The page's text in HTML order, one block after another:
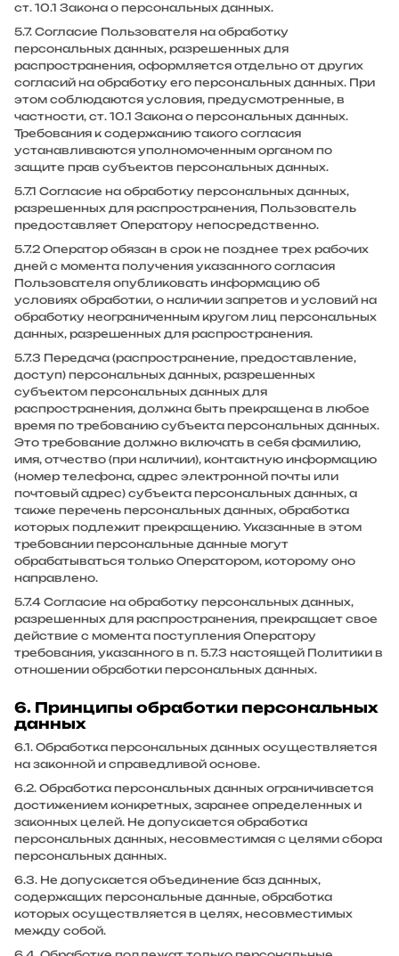
ст. 10.1 Закона о персональных данных.
5.7. Согласие Пользователя на обработку
персональных данных, разрешенных для
распространения, оформляется отдельно от других
согласий на обработку его персональных данных. При
этом соблюдаются условия, предусмотренные, в
частности, ст. 10.1 Закона о персональных данных.
Требования к содержанию такого согласия
устанавливаются уполномоченным органом по
защите прав субъектов персональных данных.
5.7.1 Согласие на обработку персональных данных,
разрешенных для распространения, Пользователь
предоставляет Оператору непосредственно.
5.7.2 Оператор обязан в срок не позднее трех рабочих
дней с момента получения указанного согласия
Пользователя опубликовать информацию об
условиях обработки, о наличии запретов и условий на
обработку неограниченным кругом лиц персональных
данных, разрешенных для распространения.
5.7.3 Передача (распространение, предоставление,
доступ) персональных данных, разрешенных
субъектом персональных данных для
распространения, должна быть прекращена в любое
время по требованию субъекта персональных данных.
Это требование должно включать в себя фамилию,
имя, отчество (при наличии), контактную информацию
(номер телефона, адрес электронной почты или
почтовый адрес) субъекта персональных данных, а
также перечень персональных данных, обработка
которых подлежит прекращению. Указанные в этом
требовании персональные данные могут
обрабатываться только Оператором, которому оно
направлено.
5.7.4 Согласие на обработку персональных данных,
разрешенных для распространения, прекращает свое
действие с момента поступления Оператору
требования, указанного в п. 5.7.3 настоящей Политики в
отношении обработки персональных данных.
6. Принципы обработки персональных
данных
6.1. Обработка персональных данных осуществляется
на законной и справедливой основе.
6.2. Обработка персональных данных ограничивается
достижением конкретных, заранее определенных и
законных целей. Не допускается обработка
персональных данных, несовместимая с целями сбора
персональных данных.
6.3. Не допускается объединение баз данных,
содержащих персональные данные, обработка
которых осуществляется в целях, несовместимых
между собой.